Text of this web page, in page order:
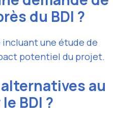
du BDI ?
une étude de
potentiel du projet.
au
BDI ?